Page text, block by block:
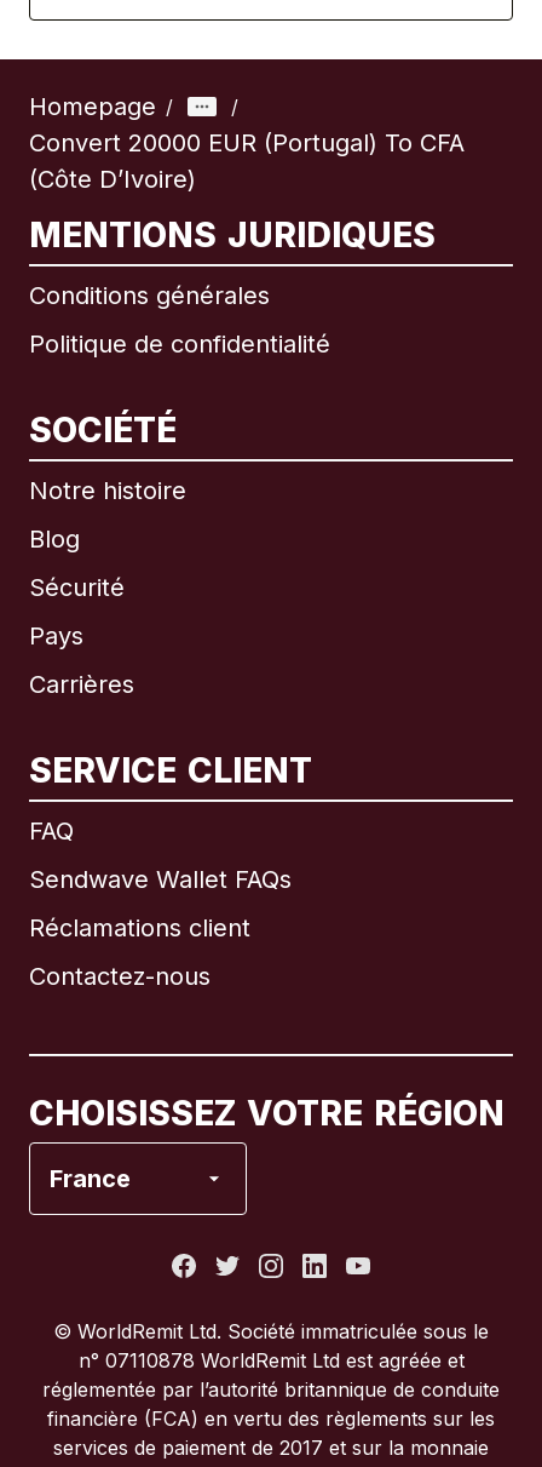
Homepage / /
Convert 20000 EUR (Portugal) To CFA
(Côte D’Ivoire)
MENTIONS JURIDIQUES
Conditions générales
Politique de confidentialité
SOCIÉTÉ
Notre histoire
Blog
Sécurité
Pays
Carrières
SERVICE CLIENT
FAQ
Sendwave Wallet FAQs
Réclamations client
Contactez-nous
CHOISISSEZ VOTRE RÉGION
France
International English
Brésil
Italie
Portugal
© WorldRemit Ltd. Société immatriculée sous le
n° 07110878 WorldRemit Ltd est agréée et
réglementée par l’autorité britannique de conduite
financière (FCA) en vertu des règlements sur les
services de paiement de 2017 et sur la monnaie